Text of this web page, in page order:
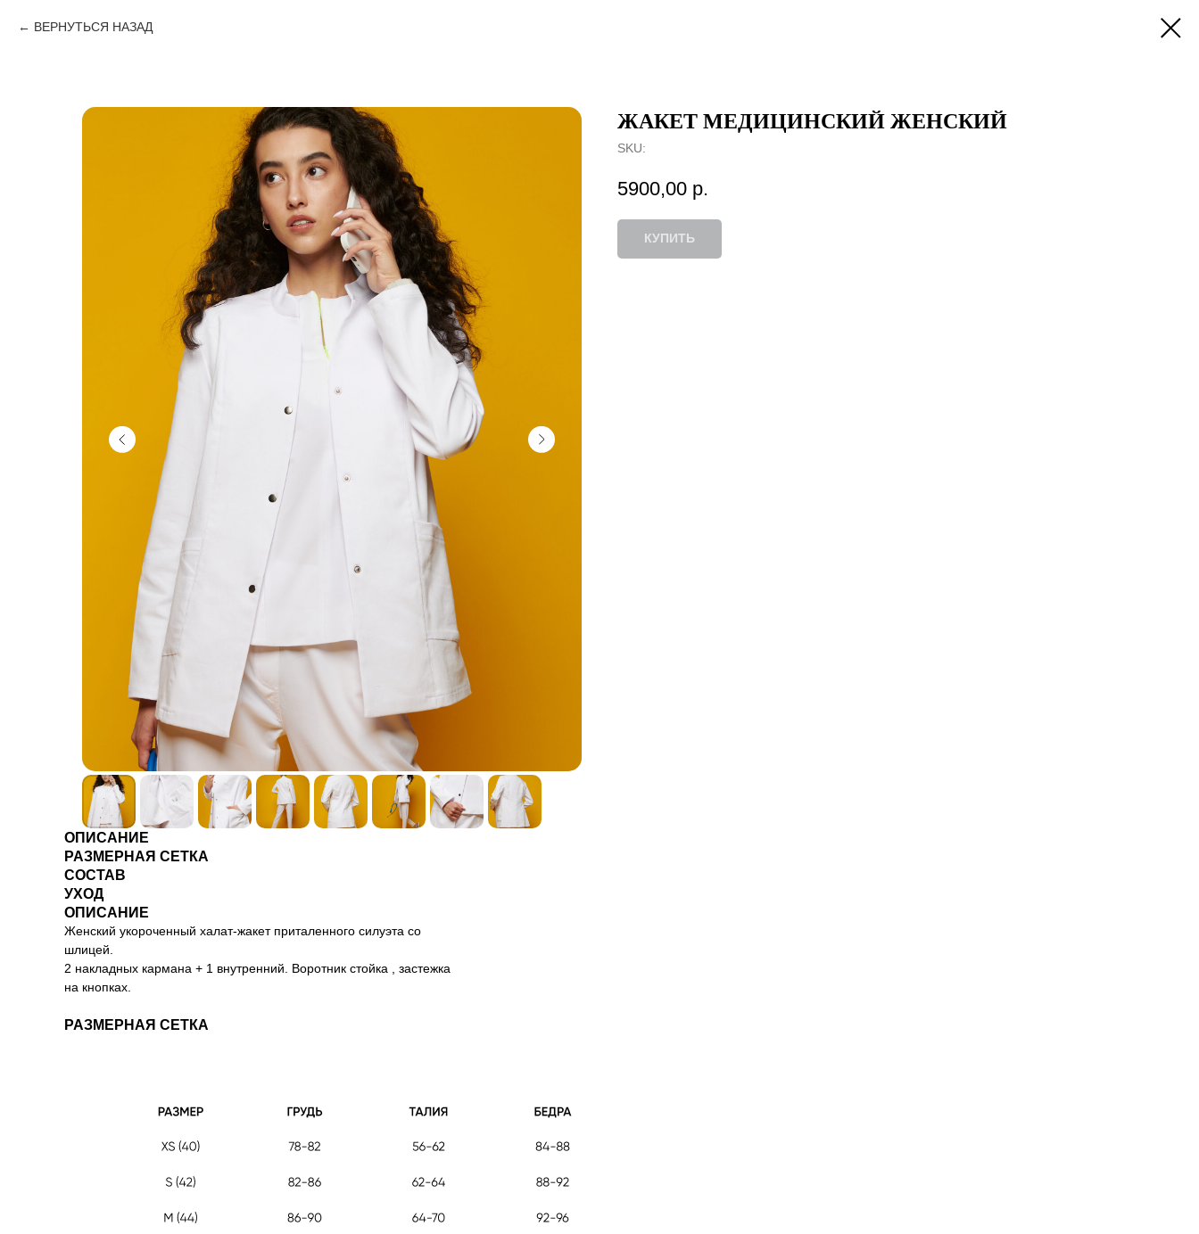
ВЕРНУТЬСЯ НАЗАД
ЖАКЕТ МЕДИЦИНСКИЙ ЖЕНСКИЙ
SKU:
5900,00 р.
КУПИТЬ
ОПИСАНИЕ
РАЗМЕРНАЯ СЕТКА
СОСТАВ
УХОД
ОПИСАНИЕ
Женский укороченный халат-жакет приталенного силуэта со
шлицей.
2 накладных кармана + 1 внутренний. Воротник стойка , застежка
на кнопках.
РАЗМЕРНАЯ СЕТКА